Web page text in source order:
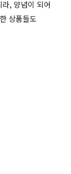
, 양념이 되어
상품들도